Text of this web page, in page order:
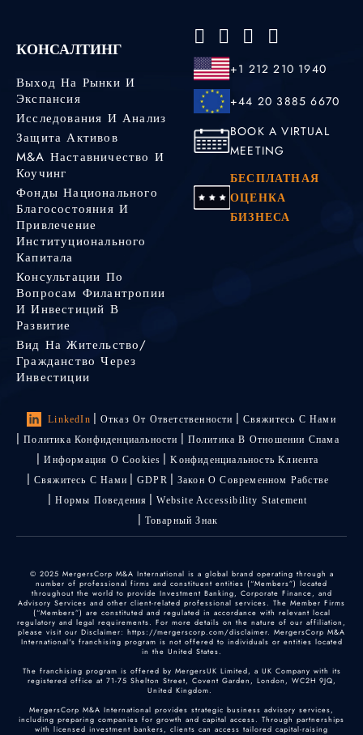
КОНСАЛТИНГ
Выход На Рынки И
Экспансия
Исследования И Анализ
Защита Активов
M&A Наставничество И
Коучинг
Фонды Национального
Благосостояния И
Привлечение
Институционального
Капитала
Консультации По
Вопросам Филантропии
И Инвестиций В
Развитие
Вид На Жительство/
Гражданство Через
Инвестиции
+1 212 210 1940
+44 20 3885 6670
BOOK A VIRTUAL
MEETING
БЕСПЛАТНАЯ
ОЦЕНКА
БИЗНЕСА
LinkedIn Отказ От Ответственности
Свяжитесь С Нами
Политика Конфиденциальности
Политика В Отношении Спама
Информация О Cookies
Kонфиденциальность Kлиента
Свяжитесь С Нами
GDPR
Закон О Современном Рабстве
Нормы Поведения
Website Accessibility Statement
Товарный Знак
© 2025 MergersCorp M&A International is a global brand operating through a
number of professional firms and constituent entities (“Members”) located
throughout the world to provide Investment Banking, Corporate Finance, and
Advisory Services and other client-related professional services. The Member Firms
(“Members”) are constituted and regulated in accordance with relevant local
regulatory and legal requirements. For more details on the nature of our affiliation,
please visit our Disclaimer: https://mergerscorp.com/disclaimer. MergersCorp M&A
International's franchising program is not offered to individuals or entities located
in the United States.
The franchising program is offered by MergersUK Limited, a UK Company with its
registered office at 71-75 Shelton Street, Covent Garden, London, WC2H 9JQ,
United Kingdom.
MergersCorp M&A International provides strategic business advisory services,
including preparing companies for growth and capital access. Through partnerships
with licensed investment bankers, clients can access tailored capital-raising